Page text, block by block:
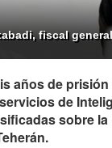
fiscal
años de
de
sobre